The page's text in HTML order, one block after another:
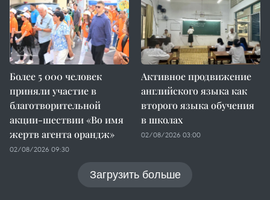
Более 5 000 человек
приняли участие в
благотворительной
акции-шествии «Во имя
жертв агента орандж»
02/08/2026 09:30
Активное продвижение
английского языка как
второго языка обучения
в школах
02/08/2026 03:00
Загрузить больше